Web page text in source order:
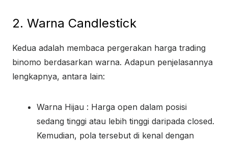
2. Warna Candlestick
Kedua adalah membaca pergerakan harga trading
binomo berdasarkan warna. Adapun penjelasannya
lengkapnya, antara lain:
Warna Hijau : Harga open dalam posisi
sedang tinggi atau lebih tinggi daripada closed.
Kemudian, pola tersebut di kenal dengan